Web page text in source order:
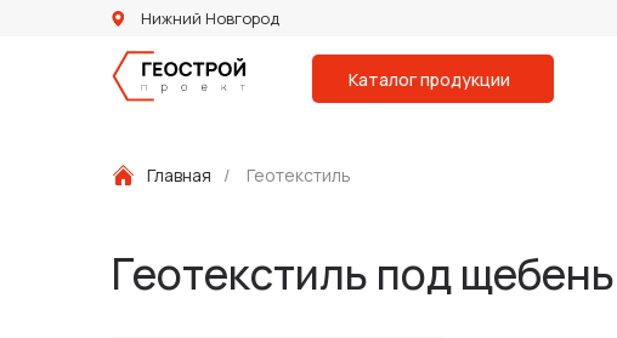
Нижний Новгород
Каталог продукции
Главная / Геотекстиль
Геотекстиль под